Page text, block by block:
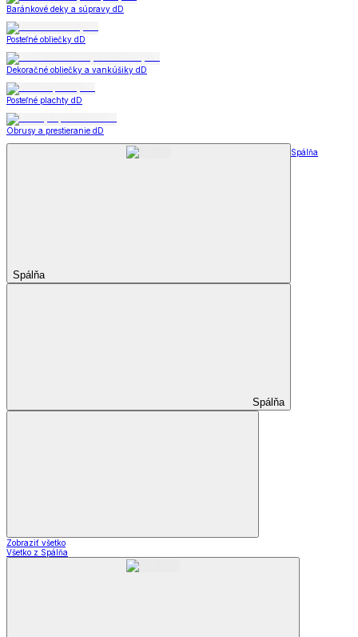
Baránkové deky a súpravy dD
Posteľné obliečky dD
Dekoračné obliečky a vankúšiky dD
Posteľné plachty dD
Obrusy a prestieranie dD
Spálňa
Spálňa
Spálňa
Zobraziť všetko
Všetko z Spálňa